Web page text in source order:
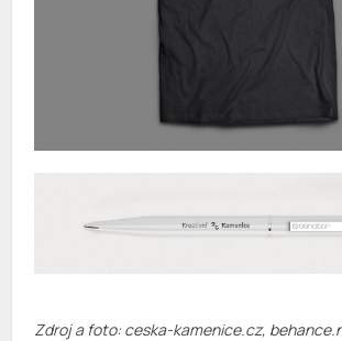
Zdroj a foto: ceska-kamenice.cz,